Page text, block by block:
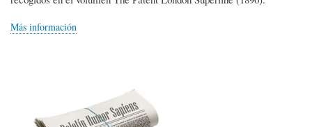
Más información